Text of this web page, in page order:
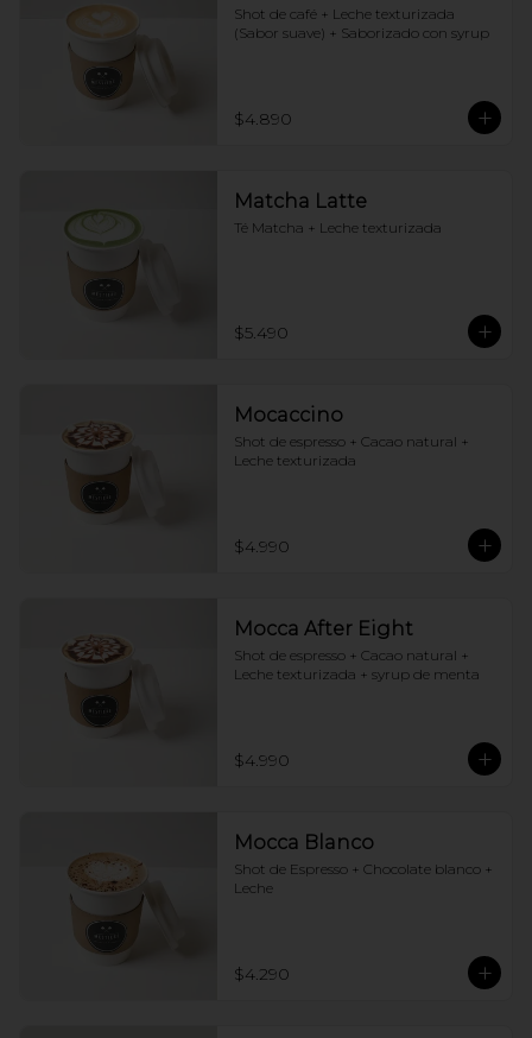
Shot de café + Leche texturizada
(Sabor suave) + Saborizado con syrup
$4.890
Matcha Latte
Té Matcha + Leche texturizada
$5.490
Mocaccino
Shot de espresso + Cacao natural +
Leche texturizada
$4.990
Mocca After Eight
Shot de espresso + Cacao natural +
Leche texturizada + syrup de menta
$4.990
Mocca Blanco
Shot de Espresso + Chocolate blanco +
Leche
$4.290